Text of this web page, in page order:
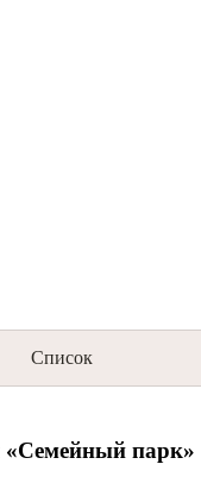
Список
«Семейный парк»